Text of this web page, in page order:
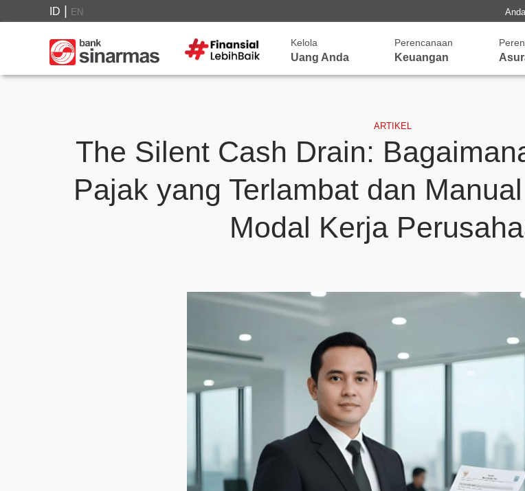
ID EN
Kelola
Uang Anda
Perencanaan
Keuangan
ARTIKEL
The Silent Cash Drain:
Pajak yang Terlambat dan
Modal Kerja